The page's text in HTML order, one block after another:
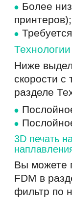
Более
принтеров);
Ниже
скорости
разделе
3D печать
Вы можете
FDM в
фильтр по